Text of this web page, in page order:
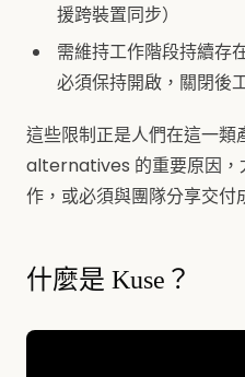
援跨裝置同步）
需維持工作階段持續
必須保持開啟，關閉後
這些限制正是人們在這一
alternatives 的重要原因，
作，或必須與團隊分享交付
什麼是 Kuse？